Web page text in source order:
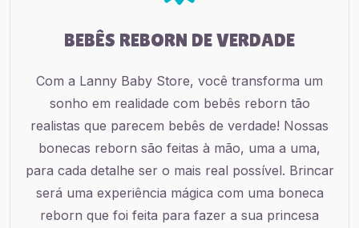
BEBÊS REBORN DE VERDADE
Com a Lanny Baby Store, você transforma um
sonho em realidade com bebês reborn tão
realistas que parecem bebês de verdade! Nossas
bonecas reborn são feitas à mão, uma a uma,
para cada detalhe ser o mais real possível. Brincar
será uma experiência mágica com uma boneca
reborn que foi feita para fazer a sua princesa